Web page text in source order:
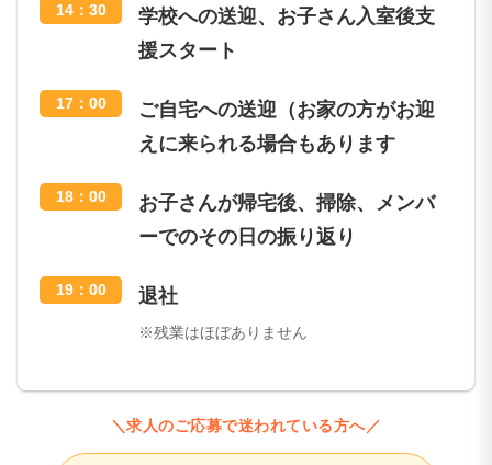
14：30
学校への送迎、お子さん入室後支
援スタート
17：00
ご自宅への送迎（お家の方がお迎
えに来られる場合もあります
18：00
お子さんが帰宅後、掃除、メンバ
ーでのその日の振り返り
19：00 退社
※残業はほぼありません
＼求人のご応募で迷われている方へ／